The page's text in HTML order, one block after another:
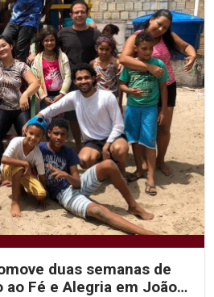
duas semanas de
Fé e Alegria em João